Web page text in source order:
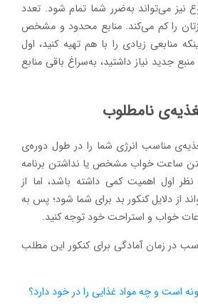
نیز می‌تواند به‌ضرر شما تمام شود. تعدد
را کم می‌کند. منابع محدود و مشخص
منابعی زیادی را با هم تهیه کنید، اول
جدید نیاز داشتید، به‌سراغ باقی منابع
نامطلوب
مناسب انرژی شما را در طول دوره‌ی
ساعت خواب مشخص یا نداشتن برنامه
اول اهمیت کمی داشته باشد، اما از
از دلایل کنکور بد برای شما شود؛ پس به
خواب و استراحت خود توجه کنید.
در زمان آمادگی برای کنکور این مطلب
است و چه مواد غذایی را در خود دارد؟